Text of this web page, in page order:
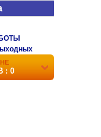
: 0